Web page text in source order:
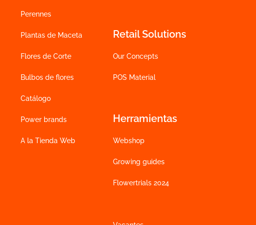
Perennes
Plantas de Maceta
Flores de Corte
Bulbos de flores
Catálogo
Power brands
A la Tienda Web
Retail Solutions
Our Concepts
POS Material
Herramientas
Webshop
Growing guides
Flowertrials 2024